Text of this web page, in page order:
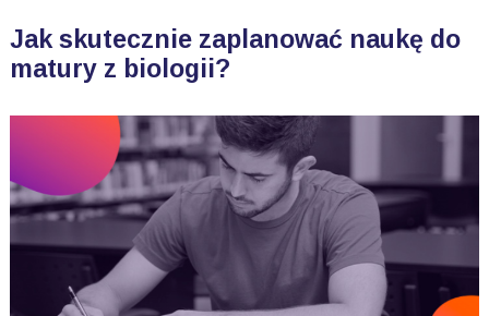
Jak skutecznie zaplanować naukę do
matury z biologii?